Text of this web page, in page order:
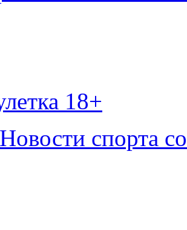
18+
Новости спорта